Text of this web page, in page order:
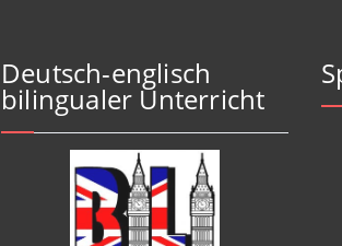
Deutsch-englisch
bilingualer Unterricht